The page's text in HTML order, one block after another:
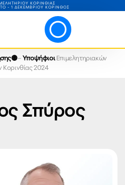
ΚΟΡΙΝΘΙΑΣ
- 1 ΔΕΚΕΜΒΡΙΟΥ ΚΟΡΙΝΘΟΣ
– ΥποψήφιοιΕπιμελητηριακών
Κορινθίας 2024
Σπύρος